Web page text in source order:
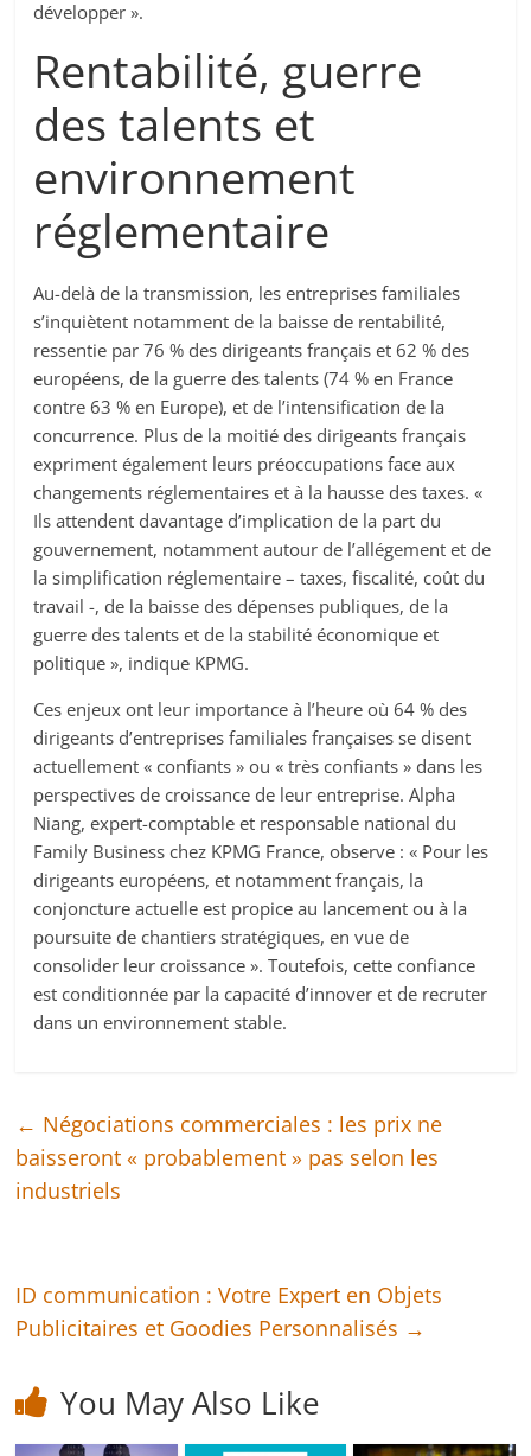
développer ».
Rentabilité, guerre
des talents et
environnement
réglementaire
Au-delà de la transmission, les entreprises familiales
s’inquiètent notamment de la baisse de rentabilité,
ressentie par 76 % des dirigeants français et 62 % des
européens, de la guerre des talents (74 % en France
contre 63 % en Europe), et de l’intensification de la
concurrence. Plus de la moitié des dirigeants français
expriment également leurs préoccupations face aux
changements réglementaires et à la hausse des taxes. «
Ils attendent davantage d’implication de la part du
gouvernement, notamment autour de l’allégement et de
la simplification réglementaire – taxes, fiscalité, coût du
travail -, de la baisse des dépenses publiques, de la
guerre des talents et de la stabilité économique et
politique », indique KPMG.
Ces enjeux ont leur importance à l’heure où 64 % des
dirigeants d’entreprises familiales françaises se disent
actuellement « confiants » ou « très confiants » dans les
perspectives de croissance de leur entreprise. Alpha
Niang, expert-comptable et responsable national du
Family Business chez KPMG France, observe : « Pour les
dirigeants européens, et notamment français, la
conjoncture actuelle est propice au lancement ou à la
poursuite de chantiers stratégiques, en vue de
consolider leur croissance ». Toutefois, cette confiance
est conditionnée par la capacité d’innover et de recruter
dans un environnement stable.
← Négociations commerciales : les prix ne
baisseront « probablement » pas selon les
industriels
ID communication : Votre Expert en Objets
Publicitaires et Goodies Personnalisés →
You May Also Like